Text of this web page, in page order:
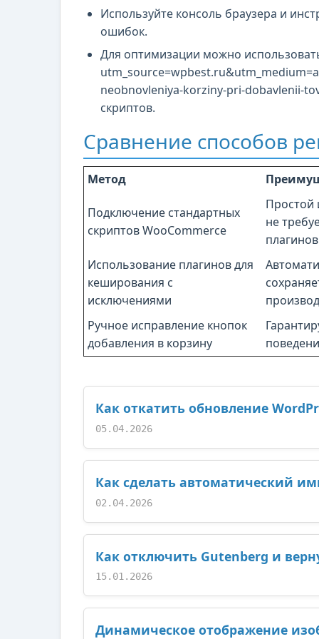
Используйте консоль браузера и
ошибок.
Для оптимизации можно
neobnovleniya-korziny-pri-dobavlenii-
скриптов.
Сравнение способов
Метод
Подключение стандартных
скриптов WooCommerce
Простой
не
плагинов
Использование плагинов для
кеширования с
исключениями
Ручное исправление кнопок
добавления в корзину
Как откатить обновление
05.04.2026
Как сделать автоматический
02.04.2026
Как отключить Gutenberg и
15.01.2026
Динамическое отображение